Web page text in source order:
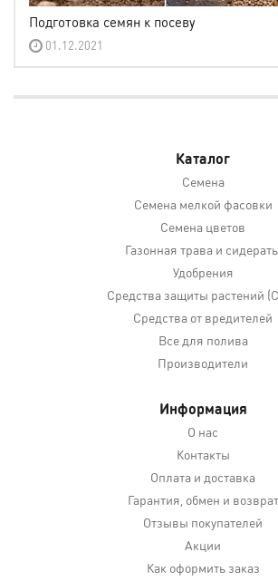
Подготовка семян к посеву
01.12.2021
Каталог
Семена
Семена мелкой фасовки
Семена цветов
Газонная трава и
Удобрения
Средства защиты растений
Средства от вредителей
Все для полива
Производители
Информация
О нас
Контакты
Оплата и доставка
Гарантия, обмен и возврат
Отзывы покупателей
Акции
Как оформить заказ